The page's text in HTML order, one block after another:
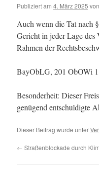
Publiziert am 4. März 2025 von
Auch wenn die Tat nach
Gericht in jeder Lage des
Rahmen der
BayObLG, 201 ObOWi
Besonderheit: Dieser
genügend entschuldigte
Dieser Beitrag wurde unter
← Straßenblockade durch